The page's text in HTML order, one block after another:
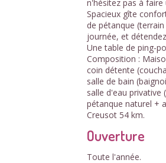
n'hésitez pas à
Spacieux gîte
de pétanque
journée, et
Une table de ping-
Composition :
coin détente
salle de bain
salle d'eau privative
pétanque naturel +
Creusot 54 km.
Ouverture
Toute l'année.